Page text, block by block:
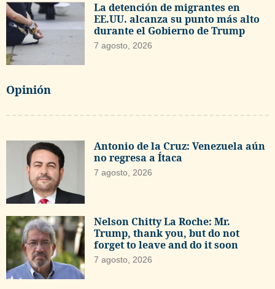
La detención de migrantes en
EE.UU. alcanza su punto más alto
durante el Gobierno de Trump
7 agosto, 2026
Opinión
Antonio de la Cruz: Venezuela aún
no regresa a Ítaca
7 agosto, 2026
Nelson Chitty La Roche: Mr.
Trump, thank you, but do not
forget to leave and do it soon
7 agosto, 2026